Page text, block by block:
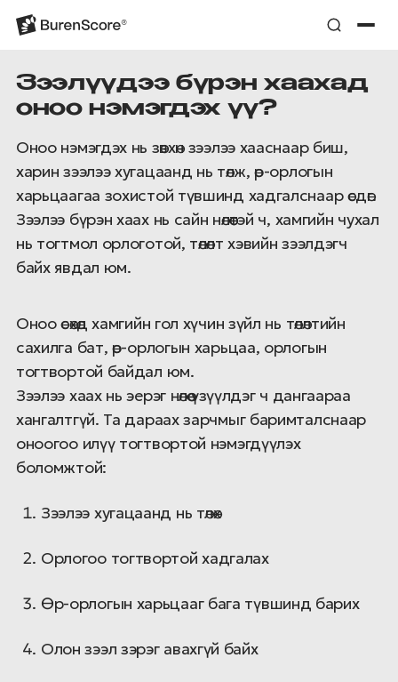
Зээлүүдээ бүрэн хаахад
оноо нэмэгдэх үү?
Оноо нэмэгдэх нь зөвхөн зээлээ хааснаар биш,
харин зээлээ хугацаанд нь төлж, өр-орлогын
харьцаагаа зохистой түвшинд хадгалснаар өсдөг.
Зээлээ бүрэн хаах нь сайн нөлөөтэй ч, хамгийн чухал
нь тогтмол орлоготой, төлөлт хэвийн зээлдэгч
байх явдал юм.
Оноо өсөхөд хамгийн гол хүчин зүйл нь төлөлтийн
сахилга бат, өр-орлогын харьцаа, орлогын
тогтвортой байдал юм.
Зээлээ хаах нь эерэг нөлөө үзүүлдэг ч дангаараа
хангалтгүй. Та дараах зарчмыг баримталснаар
оноогоо илүү тогтвортой нэмэгдүүлэх
боломжтой:
Зээлээ хугацаанд нь төлөх
Орлогоо тогтвортой хадгалах
Өр-орлогын харьцааг бага түвшинд барих
Олон зээл зэрэг авахгүй байх